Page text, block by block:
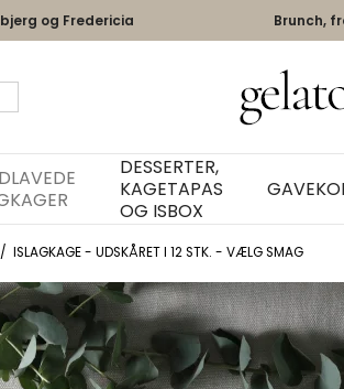
og Fredericia Brunch,
DESSERTER,
KAGETAPAS
OG ISBOX
/ ISLAGKAGE - UDSKÅRET I 12 STK. - VÆLG SMAG